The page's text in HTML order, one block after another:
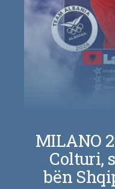
MILANO
Colturi,
bën